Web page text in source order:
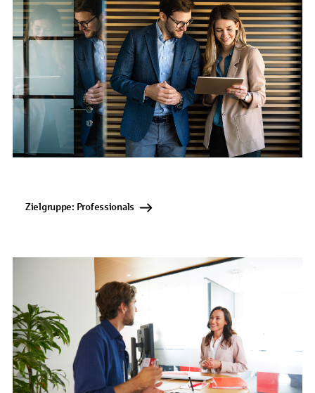
Zielgruppe: Professionals